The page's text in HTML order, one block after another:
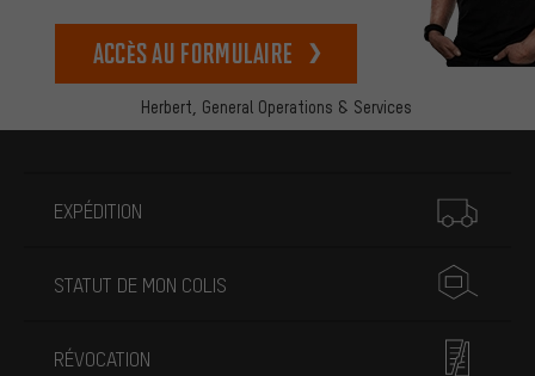
Herbert, General Operations & Services
Accès au formulaire
EXPÉDITION
STATUT DE MON COLIS
RÉVOCATION